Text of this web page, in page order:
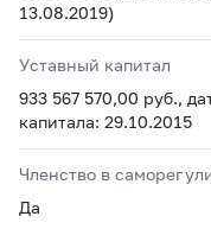
13.08.2019)
Уставный капитал
933 567 570,00 руб.,
капитала: 29.10.2015
Членство в
Да